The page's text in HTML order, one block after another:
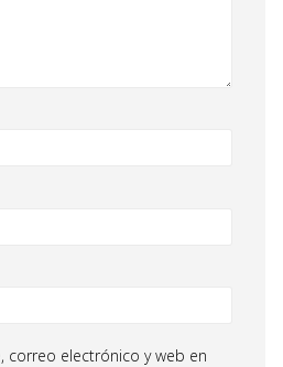
correo electrónico y web en